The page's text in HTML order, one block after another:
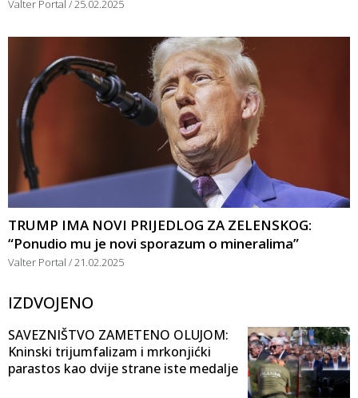
Valter Portal 25.02.2025
TRUMP IMA NOVI PRIJEDLOG ZA ZELENSKOG:
“Ponudio mu je novi sporazum o mineralima”
Valter Portal 21.02.2025
IZDVOJENO
SAVEZNIŠTVO ZAMETENO OLUJOM:
Kninski trijumfalizam i mrkonjićki
parastos kao dvije strane iste medalje